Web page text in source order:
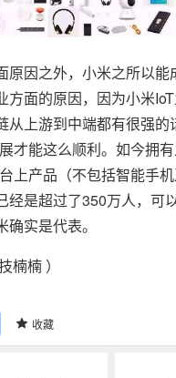
原因之外，小米之所以
方面的原因，因为小米
从上游到中端都有很强的
才能这么顺利。如今拥
上产品（不包括智能手
经是超过了350万人，可
实是代表。
楠楠 ）
收藏